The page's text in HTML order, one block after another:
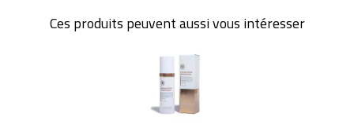
Ces produits peuvent aussi vous intéresser